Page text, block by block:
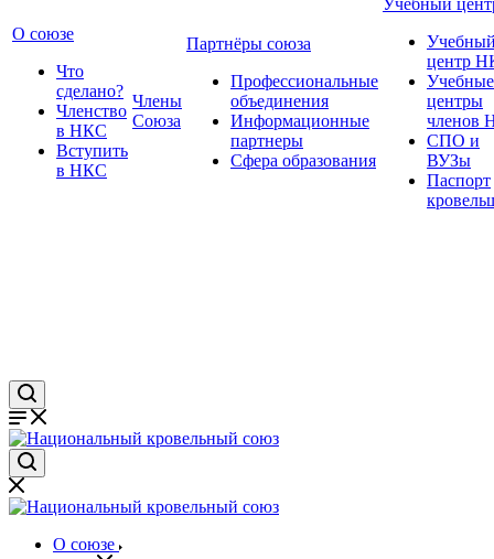
О союзе
Что
сделано?
Членство
в НКС
Вступить
в НКС
Члены
Союза
Партнёры союза
Профессиональные
объединения
Информационные
партнеры
Сфера образования
Учебный
центр
Учебные
центры
членов
СПО и
ВУЗы
Паспорт
О союзе